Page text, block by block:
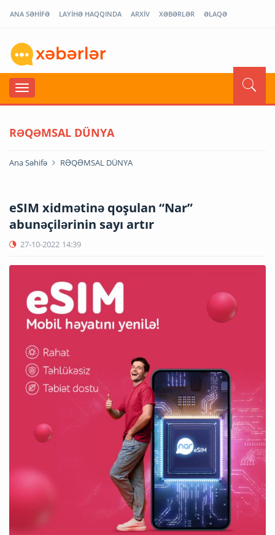
ANA SƏHİFƏ LAYİHƏ HAQQINDA ARXİV XƏBƏRLƏR ƏLAQƏ
RƏQƏMSAL DÜNYA
Ana Səhifə RƏQƏMSAL DÜNYA
eSIM xidmətinə qoşulan “Nar”
abunəçilərinin sayı artır
27-10-2022 14:39